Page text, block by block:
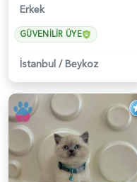
Erkek
GÜVENILIR ÜYE
İstanbul /Beykoz